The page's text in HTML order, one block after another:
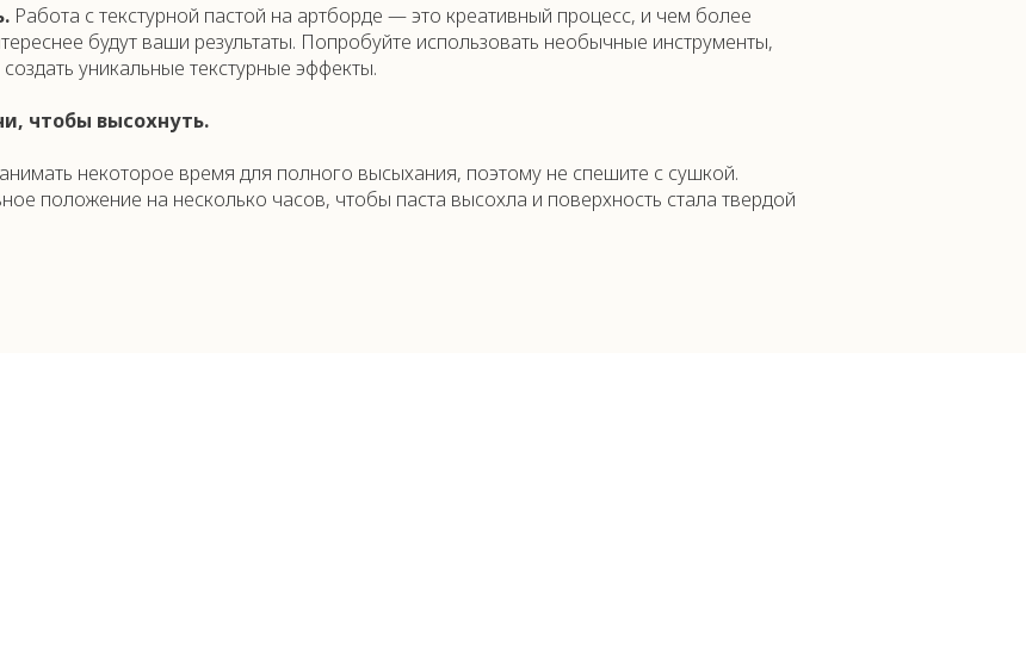
Работа с текстурной пастой на артборде — это креативный процесс, и чем более
будут ваши результаты. Попробуйте использовать необычные инструменты,
уникальные текстурные эффекты.
чтобы высохнуть.
некоторое время для полного высыхания, поэтому не спешите с сушкой.
положение на несколько часов, чтобы паста высохла и поверхность стала твердой